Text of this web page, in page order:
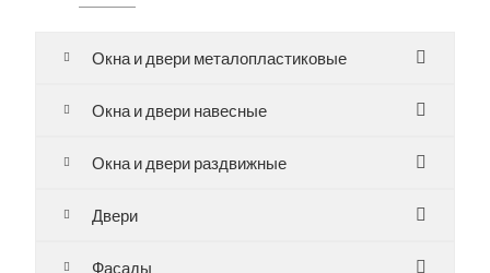
Окна и двери металопластиковые
Окна и двери навесные
Окна и двери раздвижные
Двери
Фасады